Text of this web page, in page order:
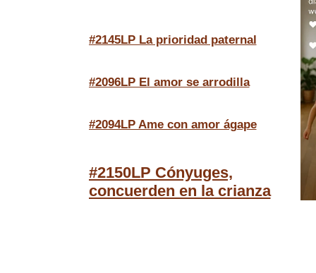
#2145LP La prioridad paternal
#2096LP El amor se arrodilla
#2094LP Ame con amor ágape
#2150LP Cónyuges,
concuerden en la crianza